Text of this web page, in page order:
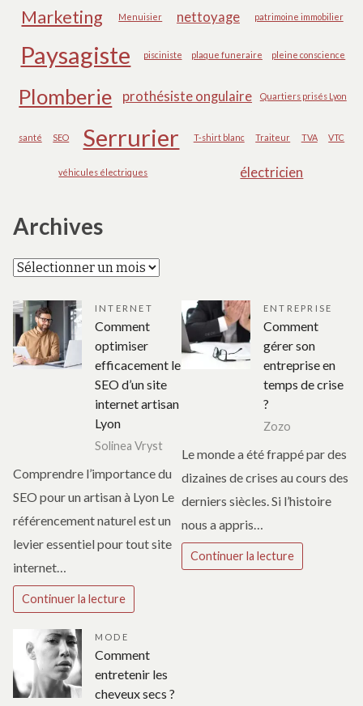
Marketing Menuisier nettoyage patrimoine immobilier
Paysagiste pisciniste plaque funeraire pleine conscience
Plomberie prothésiste ongulaire Quartiers prisés Lyon
santé SEO Serrurier T-shirt blanc Traiteur TVA VTC
véhicules électriques électricien
Archives
Archives
INTERNET
Comment
optimiser
efficacement le
SEO d’un site
internet artisan
Lyon
Solinea Vryst
Comprendre l’importance du
SEO pour un artisan à Lyon Le
référencement naturel est un
levier essentiel pour tout site
internet…
Continuer la lecture
ENTREPRISE
Comment
gérer son
entreprise en
temps de crise
?
Zozo
Le monde a été frappé par des
dizaines de crises au cours des
derniers siècles. Si l’histoire
nous a appris…
Continuer la lecture
MODE
Comment
entretenir les
cheveux secs ?